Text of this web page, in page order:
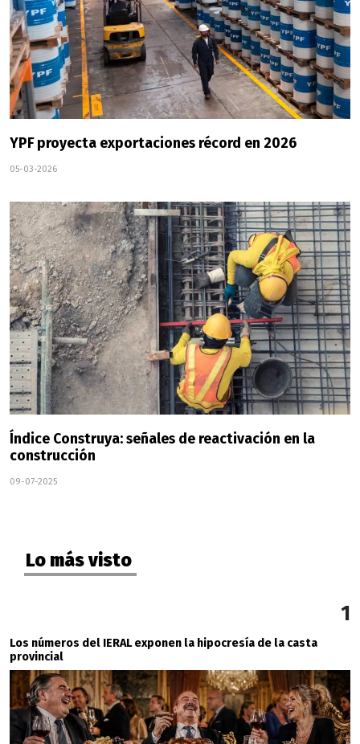
YPF proyecta exportaciones récord en 2026
05-03-2026
Índice Construya: señales de reactivación en la
construcción
09-07-2025
Lo más visto
1
Los números del IERAL exponen la hipocresía de la casta
provincial